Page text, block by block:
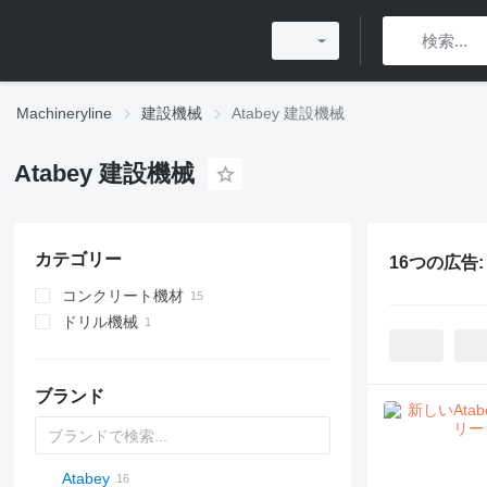
Machineryline 建設機械 Atabey 建設機械
Atabey 建設機械
カテゴリー
コンクリート機材
コンクリート打設ブーム
ドリル機械
ブランド
Titan
AL
SP
AX
X-Series
AFW
HD
Atabey
16つの広告: